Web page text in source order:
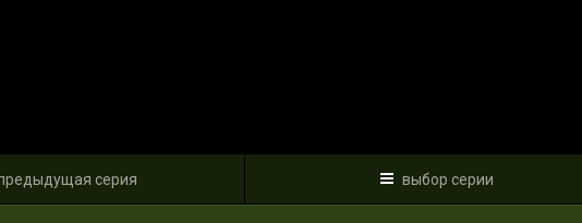
серия выбор серии